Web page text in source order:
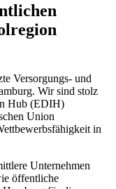
Versorgungs- und
Wir sind stolz
Hub (EDIH)
Union
in
Unternehmen
öffentliche